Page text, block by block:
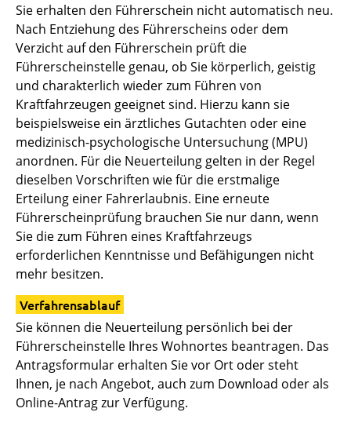
Sie erhalten den Führerschein nicht automatisch neu.
Nach Entziehung des Führerscheins oder dem
Verzicht auf den Führerschein prüft die
Führerscheinstelle genau, ob Sie körperlich, geistig
und charakterlich wieder zum Führen von
Kraftfahrzeugen geeignet sind. Hierzu kann sie
beispielsweise ein ärztliches Gutachten oder eine
medizinisch-psychologische Untersuchung (MPU)
anordnen. Für die Neuerteilung gelten in der Regel
dieselben Vorschriften wie für die erstmalige
Erteilung einer Fahrerlaubnis. Eine erneute
Führerscheinprüfung brauchen Sie nur dann, wenn
Sie die zum Führen eines Kraftfahrzeugs
erforderlichen Kenntnisse und Befähigungen nicht
mehr besitzen.
Verfahrensablauf
Sie können die Neuerteilung persönlich bei der
Führerscheinstelle Ihres Wohnortes beantragen. Das
Antragsformular erhalten Sie vor Ort oder steht
Ihnen, je nach Angebot, auch zum Download oder als
Online-Antrag zur Verfügung.